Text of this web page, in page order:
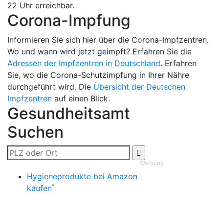
22 Uhr erreichbar.
Corona-Impfung
Informieren Sie sich hier über die Corona-Impfzentren.
Wo und wann wird jetzt geimpft? Erfahren Sie die
Adressen der Impfzentren in Deutschland. Erfahren
Sie, wo die Corona-Schutzimpfung in Ihrer Nähre
durchgeführt wird. Die Übersicht der Deutschen
Impfzentren auf einen Blick.
Gesundheitsamt
Suchen
Werbung
Hygieneprodukte bei Amazon
kaufen*